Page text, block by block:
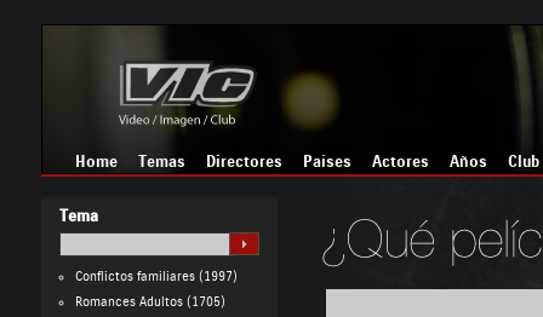
Home Temas Directores Países Actores Años Club
Tema
Conflictos familiares(1997)
Romances Adultos(1705)